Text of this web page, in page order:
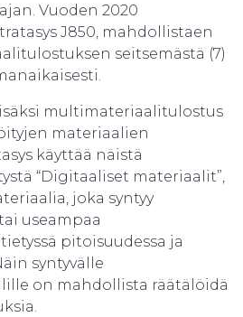
Vuoden 2020
J850, mahdollistaen
seitsemästä (7)
multimateriaalitulostus
materiaalien
käyttää näistä
“Digitaaliset materiaalit”,
joka syntyy
useampaa
pitoisuudessa ja
syntyvälle
on mahdollista räätälöidä